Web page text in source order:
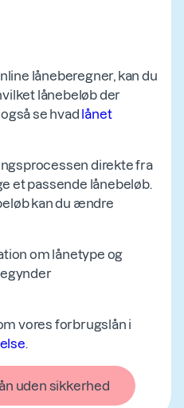
låneberegner, kan du
lånebeløb der
se hvad lånet
direkte fra
et passende lånebeløb.
kan du ændre
om lånetype og
vores forbrugslån i
.
uden sikkerhed